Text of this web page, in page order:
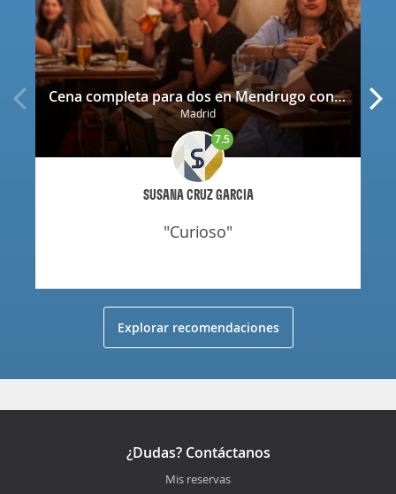
Cena completa para dos en Mendrugo con cerveza artesana incluida
Madrid
SUSANA CRUZ GARCIA
7.5
"curioso"
Explorar recomendaciones
¿Dudas? Contáctanos
Mis reservas